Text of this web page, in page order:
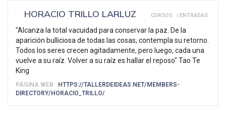
ENTRADAS
|
CURSOS
HORACIO TRILLO LARLUZ
"Alcanza la total vacuidad para conservar la paz. De la
aparición bulliciosa de todas las cosas, contempla su retorno.
Todos los seres crecen agitadamente, pero luego, cada una
vuelve a su raíz. Volver a su raíz es hallar el reposo" Tao Te
King
PÁGINA WEB : HTTPS://TALLERDEIDEAS.NET/MEMBERS-
DIRECTORY/HORACIO_TRILLO/